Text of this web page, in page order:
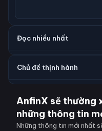
Đọc nhiều nhất
Chủ đề thịnh hành
AnfinX sẽ thường
những thông tin
Những thông tin mới nhất